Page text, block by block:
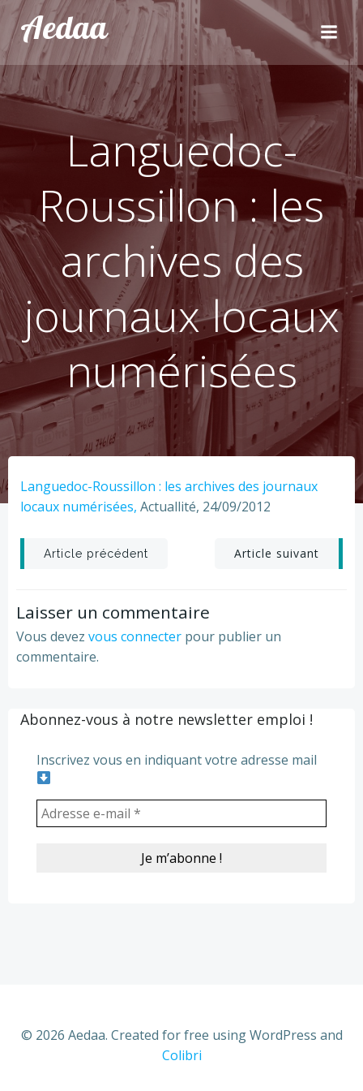
Aller
au
contenu
Aedaa
Languedoc-
Roussillon : les
archives des
journaux locaux
numérisées
Languedoc-Roussillon : les archives des journaux
locaux numérisées, Actuallité, 24/09/2012
Post
navigation
Article précédent
Post
navigation
Article suivant
Laisser un commentaire
Vous devez vous connecter pour publier un
commentaire.
Abonnez-vous à notre newsletter emploi !
Inscrivez vous en indiquant votre adresse mail
© 2026 Aedaa. Created for free using WordPress and
Colibri